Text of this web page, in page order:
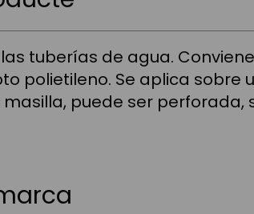
tuberías de agua.
polietileno. Se aplica sobre
puede ser perforada,